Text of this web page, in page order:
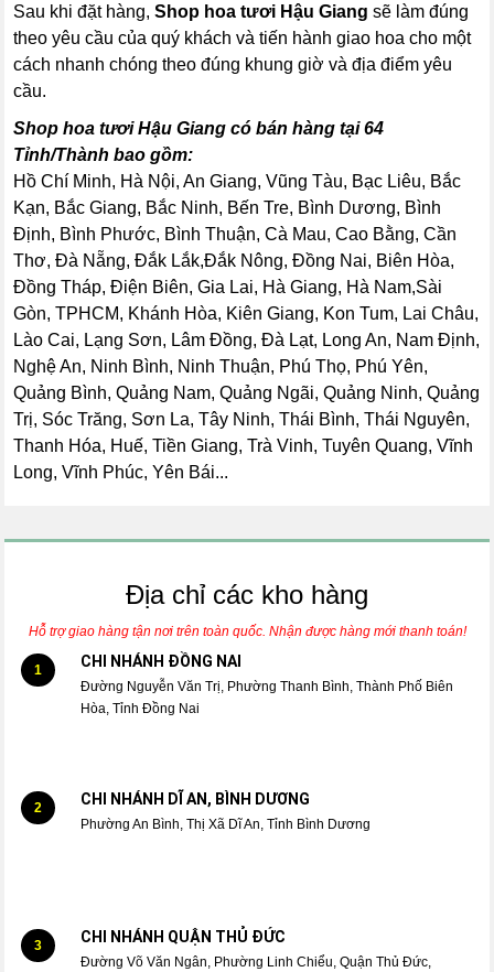
Sau khi đặt hàng,Shop hoa tươi Hậu Giang sẽ làm đúng
theo yêu cầu của quý khách và tiến hành giao hoa cho một
cách nhanh chóng theo đúng khung giờ và địa điểm yêu
cầu.
Shop hoa tươi Hậu Giang có bán hàng tại 64
Tỉnh/Thành bao gồm:
Hồ Chí Minh, Hà Nội, An Giang, Vũng Tàu, Bạc Liêu, Bắc
Kạn, Bắc Giang, Bắc Ninh, Bến Tre, Bình Dương, Bình
Định, Bình Phước, Bình Thuận, Cà Mau, Cao Bằng, Cần
Thơ, Đà Nẵng, Đắk Lắk,Đắk Nông, Đồng Nai, Biên Hòa,
Đồng Tháp, Điện Biên, Gia Lai, Hà Giang, Hà Nam,Sài
Gòn, TPHCM, Khánh Hòa, Kiên Giang, Kon Tum, Lai Châu,
Lào Cai, Lạng Sơn, Lâm Đồng, Đà Lạt, Long An, Nam Định,
Nghệ An, Ninh Bình, Ninh Thuận, Phú Thọ, Phú Yên,
Quảng Bình, Quảng Nam, Quảng Ngãi, Quảng Ninh, Quảng
Trị, Sóc Trăng, Sơn La, Tây Ninh, Thái Bình, Thái Nguyên,
Thanh Hóa, Huế, Tiền Giang, Trà Vinh, Tuyên Quang, Vĩnh
Long, Vĩnh Phúc, Yên Bái...
Địa chỉ các kho hàng
Hỗ trợ giao hàng tận nơi trên toàn quốc. Nhận được hàng mới thanh toán!
1 CHI NHÁNH ĐỒNG NAI
Đường Nguyễn Văn Trị, Phường Thanh Bình, Thành Phố Biên
Hòa, Tỉnh Đồng Nai
2 CHI NHÁNH DĨ AN, BÌNH DƯƠNG
Phường An Bình, Thị Xã Dĩ An, Tỉnh Bình Dương
3 CHI NHÁNH QUẬN THỦ ĐỨC
Đường Võ Văn Ngân, Phường Linh Chiểu, Quận Thủ Đức,